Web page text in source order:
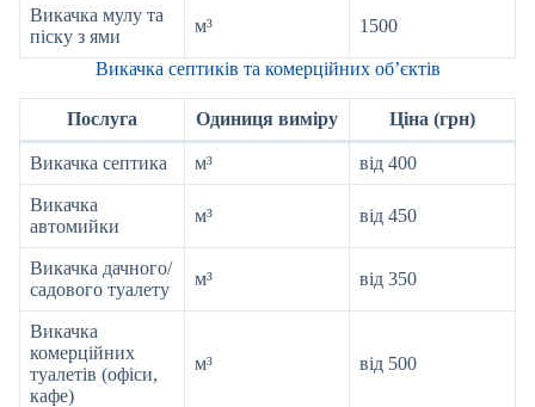
Викачка мулу та
піску з ями
м³ 1500
Викачка септиків та комерційних об’єктів
Послуга Одиниця виміру Ціна (грн)
Викачка септика м³ від 400
Викачка
автомийки
м³ від 450
Викачка дачного/
садового туалету
м³ від 350
Викачка
комерційних
туалетів (офіси,
кафе)
м³ від 500